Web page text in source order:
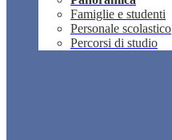
Famiglie e studenti
Personale scolastico
Percorsi di studio